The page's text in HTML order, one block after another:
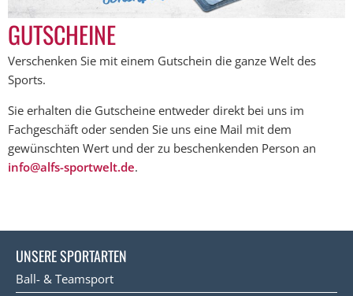
GUTSCHEINE
Verschenken Sie mit einem Gutschein die ganze Welt des
Sports.
Sie erhalten die Gutscheine entweder direkt bei uns im
Fachgeschäft oder senden Sie uns eine Mail mit dem
gewünschten Wert und der zu beschenkenden Person an
info@alfs-sportwelt.de.
UNSERE SPORTARTEN
Ball- & Teamsport